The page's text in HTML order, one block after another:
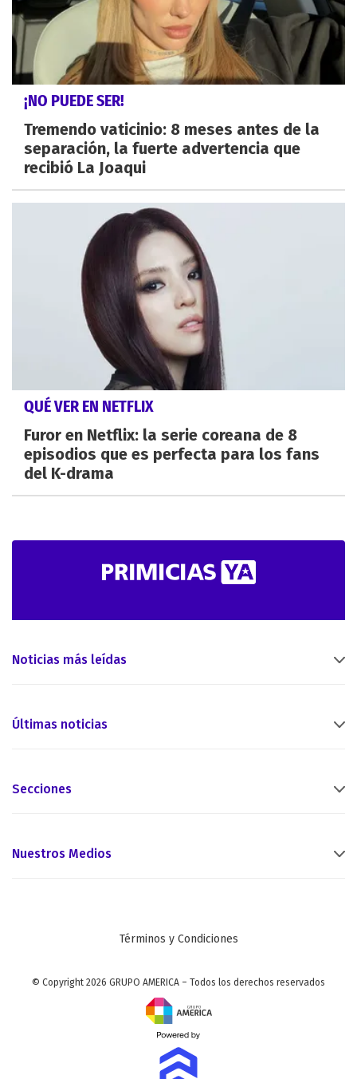
¡NO PUEDE SER!
Tremendo vaticinio: 8 meses antes de la
separación, la fuerte advertencia que
recibió La Joaqui
QUÉ VER EN NETFLIX
Furor en Netflix: la serie coreana de 8
episodios que es perfecta para los fans
del K-drama
Noticias más leídas
Últimas noticias
Secciones
Nuestros Medios
Términos y Condiciones
© Copyright 2026 GRUPO AMERICA – Todos los derechos reservados